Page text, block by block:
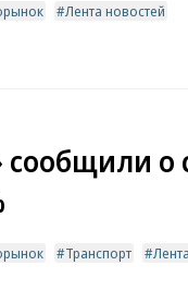
Лента новостей
сообщили
Транспорт